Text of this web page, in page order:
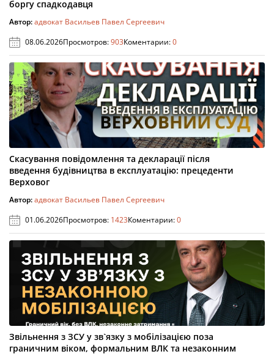
боргу спадкодавця
Автор:адвокат Васильев Павел Сергеевич
08.06.2026Просмотров:903Коментарии:0
Скасування повідомлення та декларації після
введення будівництва в експлуатацію: прецеденти
Верховог
Автор:адвокат Васильев Павел Сергеевич
01.06.2026Просмотров: 1423Коментарии:0
Звільнення з ЗСУ у зв`язку з мобілізацією поза
граничним віком, формальним ВЛК та незаконним